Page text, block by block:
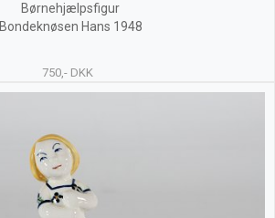
Børnehjælpsfigur
Bondeknøsen Hans 1948
750,- DKK